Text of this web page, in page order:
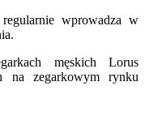
wprowadza w
męskich Lorus
na zegarkowym rynku